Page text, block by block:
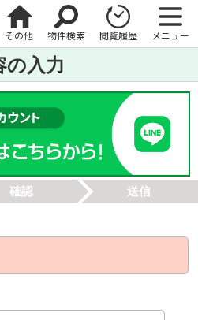
その他 物件検索 閲覧履歴 メニュー
の入力
確認 送信